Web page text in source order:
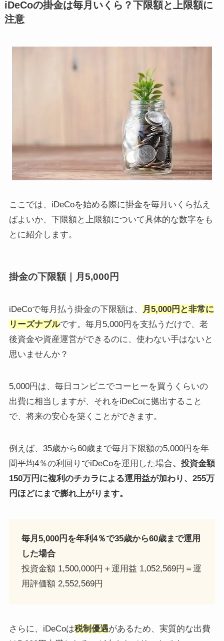
iDeCoの掛金は毎月いくら？下限額と上限額に
注意
ここでは、iDeCoを始める際に掛金を毎月いくら払え
ばよいか、下限額と上限額について具体的な数字をも
とに紹介します。
掛金の下限額｜月5,000円
iDeCoで毎月払う掛金の下限額は、
月5,000円と非常に
リーズナブルです。毎月5,000円を支払うだけで、老
後資金や資産運営ができるのに、使わない手はないと
思いませんか？
5,000円は、毎日コンビニでコーヒーを買うくらいの
出費に相当しますが、それをiDeCoに拠出すること
で、将来の安心を築くことができます。
例えば、35歳から60歳まで毎月下限額の5,000円を年
間平均4％の利回りでiDeCoを運用した場合、投資金額
150万円に複利のチカラによる運用益が加わり、255万
円ほどにまで膨れ上がります。
毎月5,000円を年利4％で35歳から60歳まで運用
した場合
投資金額 1,500,000円＋運用益 1,052,569円＝運
用評価額 2,552,569円
さらに、iDeCoは税制優遇があるため、実質的な出費